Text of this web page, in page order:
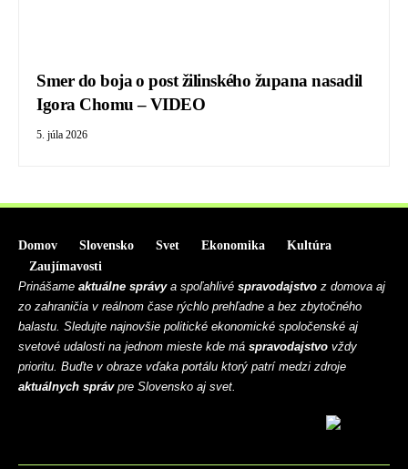
Smer do boja o post žilinského župana nasadil
Igora Chomu – VIDEO
5. júla 2026
Domov Slovensko Svet Ekonomika
Kultúra
Zaujímavosti
Prinášame aktuálne správya spoľahlivé spravodajstvo z domova aj
zo zahraničia v reálnom čase rýchlo prehľadne a bez zbytočného
balastu. Sledujte najnovšie politické ekonomické spoločenské aj
svetové udalosti na jednom mieste kde má spravodajstvo vždy
prioritu. Buďte v obraze vďaka portálu ktorý patrí medzi zdroje
aktuálnych správpre Slovensko aj svet.